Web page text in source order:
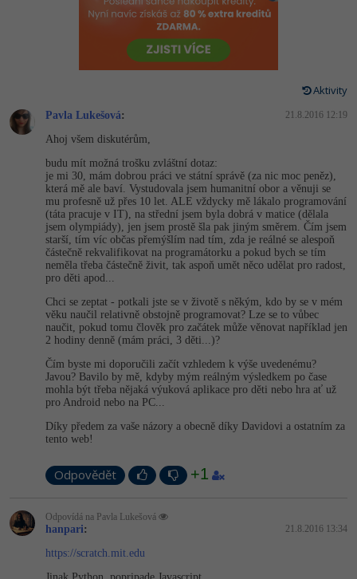
HTML5, CSS3, Bootstrap, SEO
SQL a databáze
UML a návrhové vzory
React
Spring
ASP.NET MVC
Best practices
JavaScript
Python
HTML / CSS
UML a návrhové vzory
MySQL/MariaDB
MS-SQL
Vývojář mobilních aplikací
Specialista na AI a bigdata
Webdesigner
Tester
Systémový administrátor
Grafik / UX/UI návrhář
3D grafik
Projektový manažer
Databázový analytik
Copywriter
WordPress specialista
Python -80%
JavaScript -80%
-80%
Swift -80%
Kotlin -80%
C -80%
VB.NET
SQL
Návrh SW -80%
Algoritmy -41%
Umělá inteligence (AI) -10%
Pro děti
Digitální gramotnost
Marketing -30%
-30%
UX
Business
Kryptoměny -25%
Copywriting -30%
MS Office -80%
Time management
Windows
Linux
Photoshop -80%
Adobe Illustrator -80%
Adobe XD
Adobe InDesign -25%
Adobe After Effects
Blender -80%
Inkscape
Fotografování -80%
Video
Ostatní
Fórum
Aktivity
Pavla Lukešová: 21.8.2016 12:19
Ahoj všem diskutérům,
budu mít možná trošku zvláštní dotaz:
je mi 30, mám dobrou práci ve státní správě (za nic moc peněz),
která mě ale baví. Vystudovala jsem humanitní obor a věnuji se
mu profesně už přes 10 let. ALE vždycky mě lákalo programování
(táta pracuje v IT), na střední jsem byla dobrá v matice (dělala
jsem olympiády), jen jsem prostě šla pak jiným směrem. Čím jsem
starší, tím víc občas přemýšlím nad tím, zda je reálné se alespoň
částečně rekvalifikovat na programátorku a pokud bych se tím
neměla třeba částečně živit, tak aspoň umět něco udělat pro radost,
pro děti apod...
Chci se zeptat - potkali jste se v životě s někým, kdo by se v mém
věku naučil relativně obstojně programovat? Lze se to vůbec
naučit, pokud tomu člověk pro začátek může věnovat například jen
2 hodiny denně (mám práci, 3 děti...)?
Čím byste mi doporučili začít vzhledem k výše uvedenému?
Javou? Bavilo by mě, kdyby mým reálným výsledkem po čase
mohla být třeba nějaká výuková aplikace pro děti nebo hra ať už
pro Android nebo na PC...
Díky předem za vaše názory a obecně díky Davidovi a ostatním za
tento web!
Odpovědět +1
Odpovídá na Pavla Lukešová
hanpari: 21.8.2016 13:34
https://scratch.mit.edu